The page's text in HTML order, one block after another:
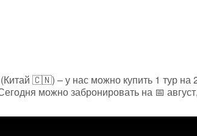
🇨🇳) – у нас можно купить 1 тур
можно забронировать на 📅